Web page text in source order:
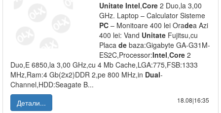
Unitate Intel,Core 2 Duo,la 3,00
GHz. Laptop – Calculator Sisteme
PC – Monitoare 400 lei Oradea Azi
400 lei: Vand Unitate Fujitsu,cu
Placa de baza:Gigabyte GA-G31M-
ES2C,Processor:Intel,Core 2
Duo,E 6850,la 3,00 GHz,cu 4 Mb Cache,LGA:775,FSB:1333
MHz,Ram:4 Gb(2x2)DDR 2,pe 800 MHz,in Dual-
Channel,HDD:Seagate B...
Детали...
18.08|16:35